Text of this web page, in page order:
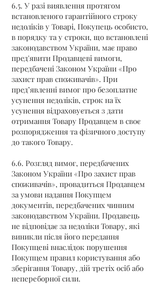
6.5. У разі виявлення протягом
встановленого гарантійного строку
недоліків у Товарі, Покупець особисто,
в порядку та у строки, що встановлені
законодавством України, має право
пред'явити Продавцеві вимоги,
передбачені Законом України «Про
захист прав споживачів». При
пред’явленні вимог про безоплатне
усунення недоліків, строк на їх
усунення відраховується з дати
отримання Товару Продавцем в своє
розпорядження та фізичного доступу
до такого Товару.
6.6. Розгляд вимог, передбачених
Законом України «Про захист прав
споживачів», провадиться Продавцем
за умови надання Покупцем
документів, передбачених чинним
законодавством України. Продавець
не відповідає за недоліки Товару, які
виникли після його передання
Покупцеві внаслідок порушення
Покупцем правил користування або
зберігання Товару, дій третіх осіб або
непереборної сили.